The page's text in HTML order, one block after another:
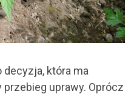
decyzja, która ma
przebieg uprawy. Oprócz